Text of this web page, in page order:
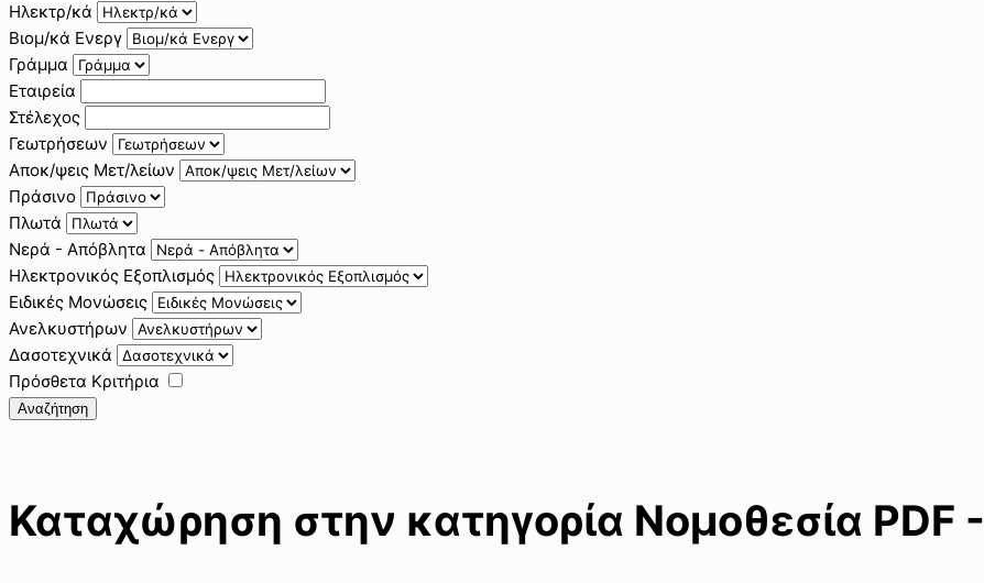
Ηλεκτρ/κά
Βιομ/κά Ενεργ
Γράμμα
Εταιρεία
Στέλεχος
Γεωτρήσεων
Αποκ/ψεις Μετ/λείων
Πράσινο
Πλωτά
Νερά - Απόβλητα
Ηλεκτρονικός Εξοπλισμός
Ειδικές Μονώσεις
Ανελκυστήρων
Δασοτεχνικά
Πρόσθετα Κριτήρια
Αναζήτηση
Καταχώρηση στην κατηγορία Νομοθεσία PDF -